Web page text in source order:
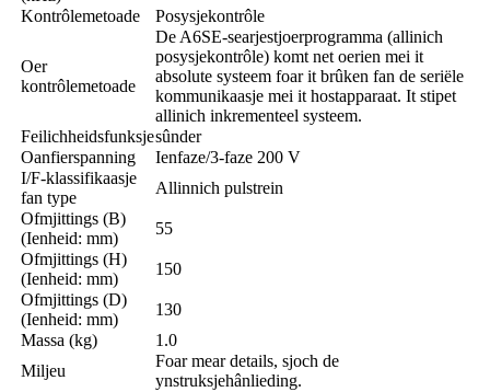
Kontrôlemetoade
Posysjekontrôle
Oer
kontrôlemetoade
De A6SE-searjestjoerprogramma (allinich
posysjekontrôle) komt net oerien mei it
absolute systeem foar it brûken fan de seriële
kommunikaasje mei it hostapparaat. It stipet
allinich inkrementeel systeem.
Feilichheidsfunksjesûnder
Oanfierspanning
Ienfaze/3-faze 200 V
I/F-klassifikaasje
fan type
Allinnich pulstrein
Ofmjittings (B)
(Ienheid: mm)
55
Ofmjittings (H)
(Ienheid: mm)
150
Ofmjittings (D)
(Ienheid: mm)
130
Massa (kg)
1.0
Miljeu
Foar mear details, sjoch de
ynstruksjehânlieding.